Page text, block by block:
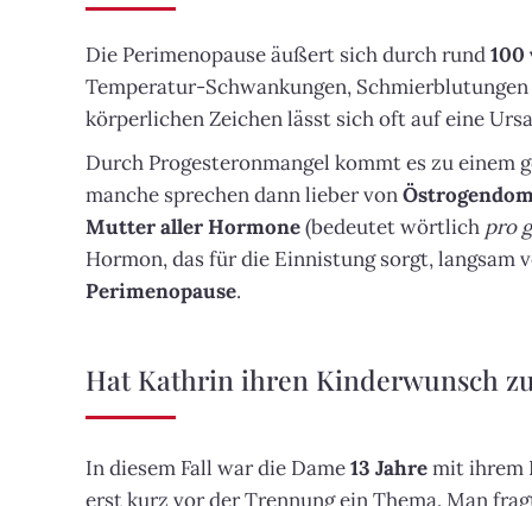
Die Perimenopause äußert sich durch rund100
Temperatur-Schwankungen,
körperlichen Zeichen lässt sich oft auf eine
Durch Progesteronmangel kommt es zu einem
manche sprechen dann lieber von
Mutter aller Hormone(bedeutet wörtlich pro
Hormon, das für die Einnistung sorgt, langsam
Perimenopause.
Hat Kathrin ihren Kinderwunsch
In diesem Fall war die Dame13 Jahremit ihrem
erst kurz vor der Trennung ein Thema. Man